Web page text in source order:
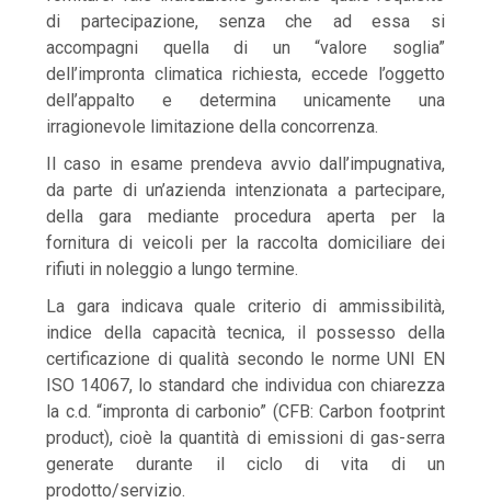
di partecipazione, senza che ad essa si
accompagni quella di un “valore soglia”
dell’impronta climatica richiesta, eccede l’oggetto
dell’appalto e determina unicamente una
irragionevole limitazione della concorrenza.
Il caso in esame prendeva avvio dall’impugnativa,
da parte di un’azienda intenzionata a partecipare,
della gara mediante procedura aperta per la
fornitura di veicoli per la raccolta domiciliare dei
rifiuti in noleggio a lungo termine.
La gara indicava quale criterio di ammissibilità,
indice della capacità tecnica, il possesso della
certificazione di qualità secondo le norme UNI EN
ISO 14067, lo standard che individua con chiarezza
la c.d. “impronta di carbonio” (CFB: Carbon footprint
product), cioè la quantità di emissioni di gas-serra
generate durante il ciclo di vita di un
prodotto/servizio.